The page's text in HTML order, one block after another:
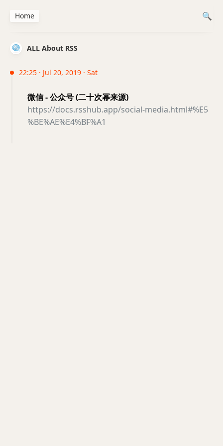
ALL About RSS
22:25 · Jul 20, 2019 · Sat
微信 - 公众号 (二十次幂来源)
https://docs.rsshub.app/social-media.html#%E5
%BE%AE%E4%BF%A1
Home